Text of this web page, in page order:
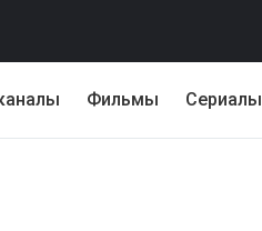
Фильмы Сериалы